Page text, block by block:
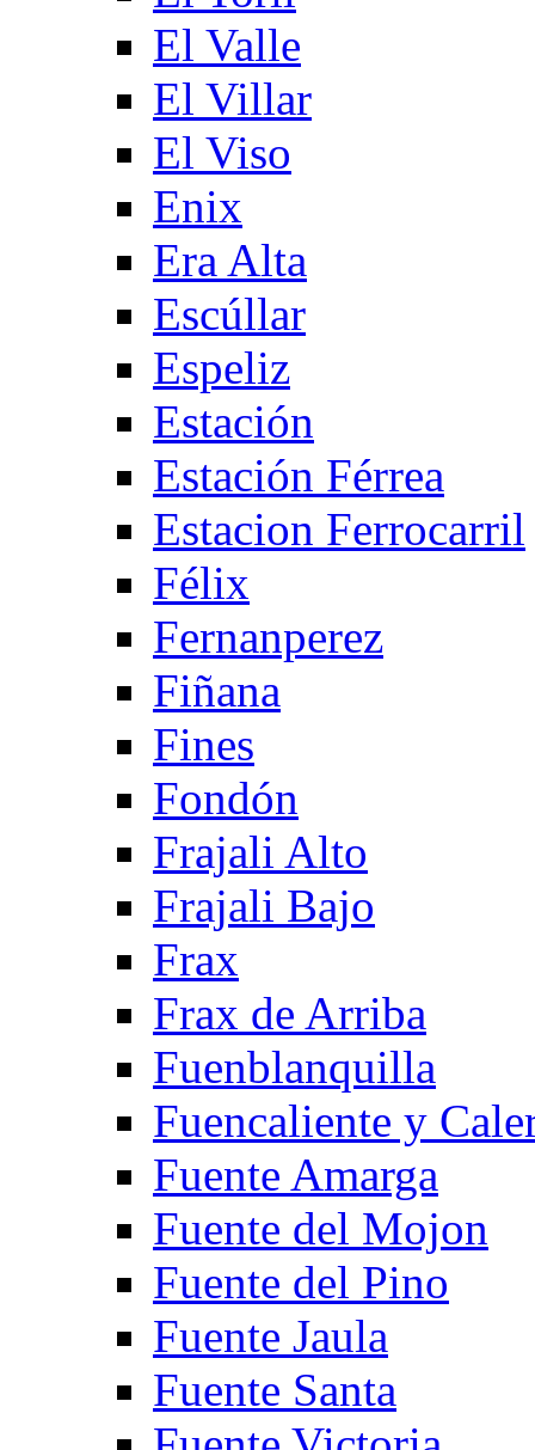
El Valle
El Villar
El Viso
Enix
Era Alta
Escúllar
Espeliz
Estación
Estación Férrea
Estacion Ferrocarril
Félix
Fernanperez
Fiñana
Fines
Fondón
Frajali Alto
Frajali Bajo
Frax
Frax de Arriba
Fuenblanquilla
Fuencaliente y
Fuente Amarga
Fuente del Mojon
Fuente del Pino
Fuente Jaula
Fuente Santa